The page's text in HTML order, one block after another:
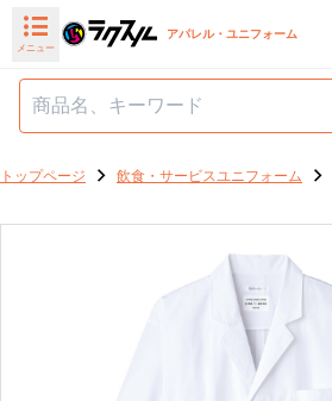
メニュー
アパレル・ユニフォーム
トップページ 飲食・サービスユニフォーム